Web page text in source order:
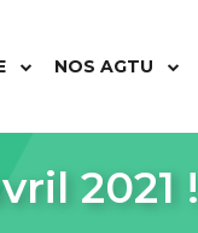
NOS AGTU
2021 !